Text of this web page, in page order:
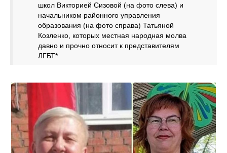
школ Викторией Сизовой (на фото слева) и
начальником районного управления
образования (на фото справа) Татьяной
Козленко, которых местная народная молва
давно и прочно относит к представителям
ЛГБТ*